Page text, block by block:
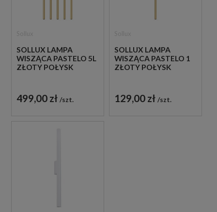
SOLLUX LAMPA
WISZĄCA PASTELO 5L
ZŁOTY POŁYSK
499,00 zł szt.
SOLLUX LAMPA
WISZĄCA PASTELO 1
ZŁOTY POŁYSK
129,00 zł szt.